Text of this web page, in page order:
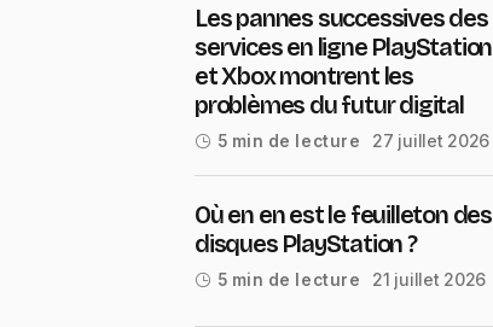
Les pannes successives des
services en ligne PlayStation
et Xbox montrent les
problèmes du futur digital
5 min de lecture 27 juillet 2026
Où en en est le feuilleton des
disques PlayStation ?
5 min de lecture 21 juillet 2026